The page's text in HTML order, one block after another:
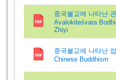
중국불교에 나타난
Avalokiteśvara
Zhiyi
중국불교에 나타난
Chinese Buddhism